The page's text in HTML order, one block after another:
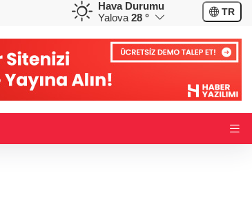
%0,38
CHF
59,0083
Hava Durumu
Yalova 28 ° TR